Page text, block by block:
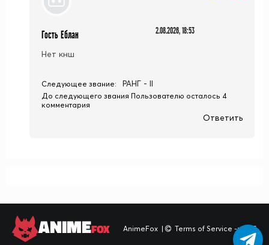
Гость Еблан 2.08.2026, 18:53
Нет кнш
Следующее звание: РАНГ - II
До следующего звания Пользователю осталось 4
комментария
Ответить
ANIMEFOX AnimeFox | Terms of Service -> TOS